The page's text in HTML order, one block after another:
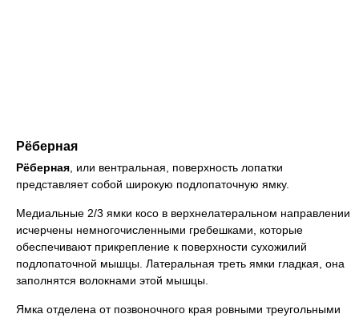
Рёберная
Рёберная , или вентральная, поверхность лопатки
представляет собой широкую подлопаточную ямку.
Медиальные 2/3 ямки косо в верхнелатеральном направлении
исчерчены немногочисленными гребешками, которые
обеспечивают прикрепление к поверхности сухожилий
подлопаточной мышцы. Латеральная треть ямки гладкая, она
заполнятся волокнами этой мышцы.
Ямка отделена от позвоночного края ровными треугольными